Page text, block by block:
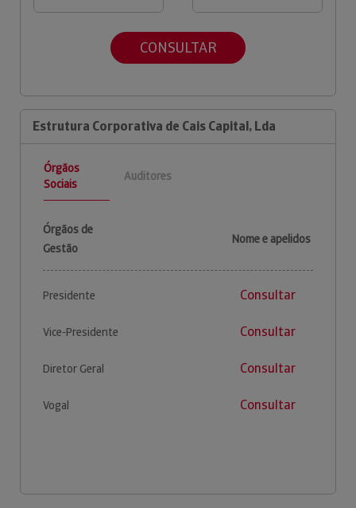
CONSULTAR
Estrutura Corporativa de Cais Capital, Lda
Órgãos
Sociais
Auditores
Órgãos de
Gestão
Nome e apelidos
Presidente Consultar
Vice-Presidente Consultar
Diretor Geral Consultar
Vogal Consultar